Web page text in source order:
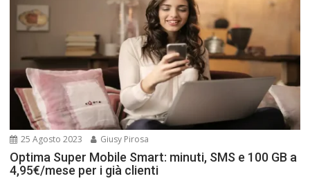
25 Agosto 2023 Giusy Pirosa
Optima Super Mobile Smart: minuti, SMS e 100 GB a
4,95€/mese per i già clienti